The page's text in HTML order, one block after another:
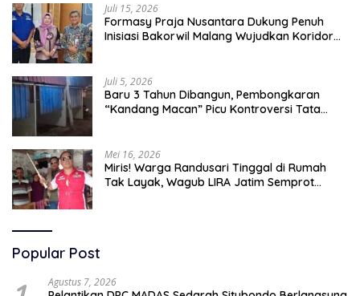
Juli 15, 2026
Formasy Praja Nusantara Dukung Penuh
Inisiasi Bakorwil Malang Wujudkan Koridor
Juli 5, 2026
Baru 3 Tahun Dibangun, Pembongkaran
“Kandang Macan” Picu Kontroversi Tata
Mei 16, 2026
Miris! Warga Randusari Tinggal di Rumah
Tak Layak, Wagub LIRA Jatim Semprot
Popular Post
Agustus 7, 2026